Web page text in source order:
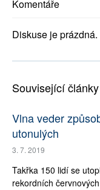
Komentáře
Diskuse je prázdná.
Související články
Vlna veder
utonulých
3. 7. 2019
Takřka 150 lidí se
rekordních